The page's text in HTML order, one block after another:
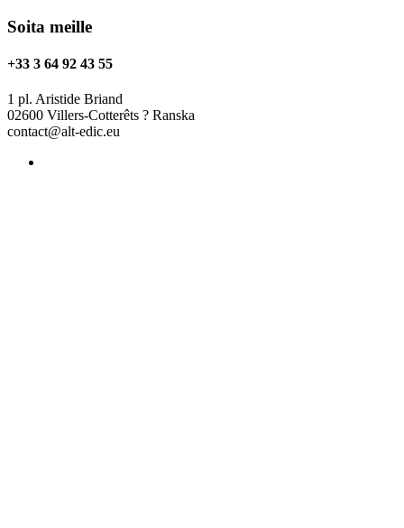
Soita meille
+33 3 64 92 43 55
1 pl. Aristide Briand
02600 Villers-Cotterêts ? Ranska
contact@alt-edic.eu